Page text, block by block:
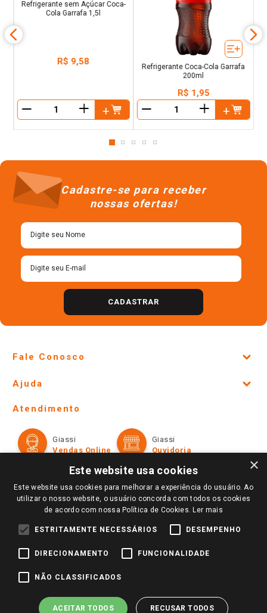
Refrigerante sem Açúcar Coca-
＋
Refrigerante Coca-Cola Garrafa
200ml
R$ 1,95
＋
Cadastre-se para receber
nossas ofertas!
CADASTRAR
Fale Conosco
Lojas Físicas e Horários
Ofertas
Televendas
Perguntas frequentes
Trabalhe Conosco
Identidade Visual
Ajuda
Formas de Pagamento
Políticas de entrega
Trocas e Devoluções
Atendimento
Giassi
Vendas Online
Giassi
Ouvidoria
Redes Sociais
Pagamento e Segurança
×
Este website usa cookies
Este website usa cookies para melhorar a experiência do usuário. Ao
utilizar o nosso website, o usuário concorda com todos os cookies
de acordo com nossa Política de Cookies. Ler mais
ESTRITAMENTE NECESSÁRIOS DESEMPENHO
DIRECIONAMENTO FUNCIONALIDADE
NÃO CLASSIFICADOS
ACEITAR TODOS RECUSAR TODOS